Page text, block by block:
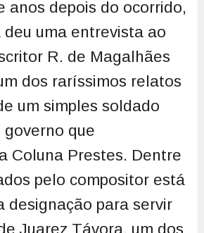
anos depois do ocorrido,
deu uma entrevista ao
R. de Magalhães
dos raríssimos relatos
um simples soldado
governo que
Coluna Prestes. Dentre
pelo compositor está
designação para servir
Juarez Távora, um dos